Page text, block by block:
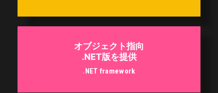
オブジェクト指向
.NET版を提供
.NET framework